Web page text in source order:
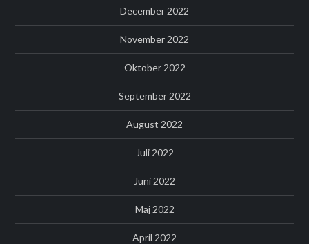
December 2022
November 2022
Oktober 2022
September 2022
August 2022
Juli 2022
Juni 2022
Maj 2022
April 2022